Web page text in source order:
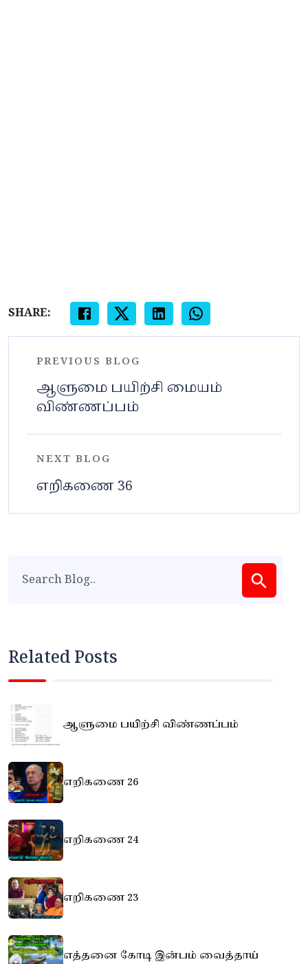
SHARE:
PREVIOUS BLOG
ஆளுமை பயிற்சி மையம்
விண்ணப்பம்
NEXT BLOG
எறிகணை 36
Related Posts
ஆளுமை பயிற்சி விண்ணப்பம்
எறிகணை 26
எறிகணை 24
எறிகணை 23
எத்தனை கோடி இன்பம் வைத்தாய்